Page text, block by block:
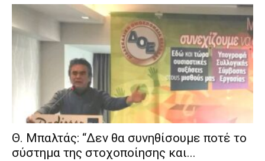
Θ. Μπαλτάς: “Δεν θα συνηθίσουμε ποτέ το
σύστημα της στοχοποίησης και...